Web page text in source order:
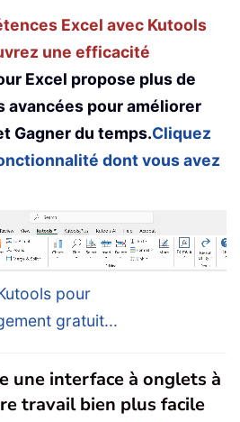
Excel avec Kutools
une efficacité
Excel propose plus de
pour améliorer
Gagner du temps.Cliquez
dont vous avez
pour
gratuit...
une interface à onglets à
travail bien plus facile